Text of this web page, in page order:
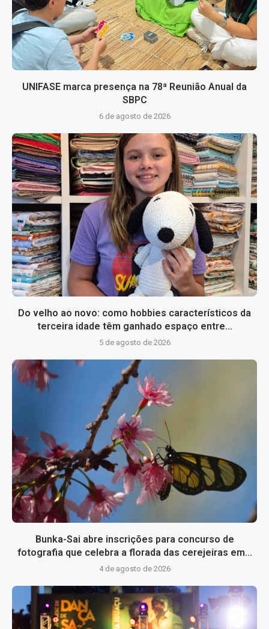
UNIFASE marca presença na 78ª Reunião Anual da
SBPC
6 de agosto de 2026
Do velho ao novo: como hobbies característicos da
terceira idade têm ganhado espaço entre...
5 de agosto de 2026
Bunka-Sai abre inscrições para concurso de
fotografia que celebra a florada das cerejeiras em...
4 de agosto de 2026